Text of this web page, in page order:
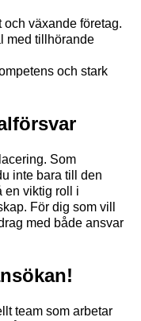
växande företag.
med tillhörande
och stark
Som
inte bara till den
en viktig roll i
För dig som vill
med både ansvar
team som arbetar